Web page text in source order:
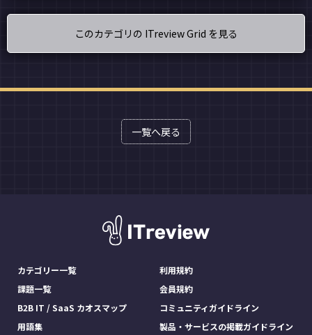
このカテゴリの ITreview Grid を見る
一覧へ戻る
カテゴリー一覧
課題一覧
B2B IT / SaaS カオスマップ
用語集
利用規約
会員規約
コミュニティガイドライン
製品・サービスの掲載ガイドライン